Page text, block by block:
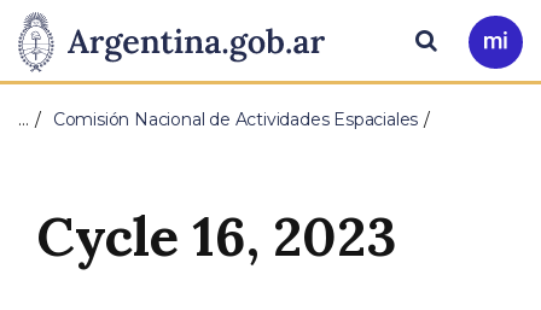
Presidencia
de
Nación
Pasar al contenido principal
Ir
a
Buscar
… Comisión Nacional de Actividades Espaciales
Cycle 16, 2023